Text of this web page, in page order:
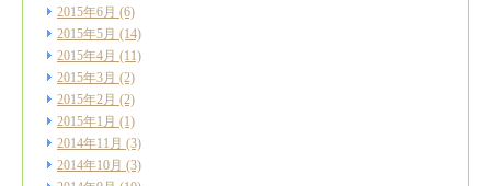
2015年6月 (6)
2015年5月 (14)
2015年4月 (11)
2015年3月 (2)
2015年2月 (2)
2015年1月 (1)
2014年11月 (3)
2014年10月 (3)